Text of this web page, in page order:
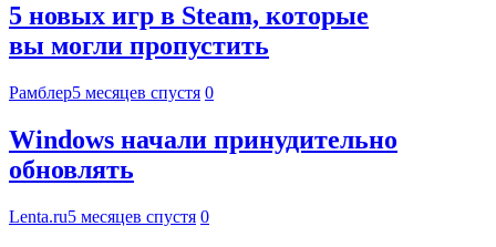
5 новых игр в Steam, которые
вы могли пропустить
Рамблер5 месяцев спустя 0
Windows начали принудительно
обновлять
Lenta.ru5 месяцев спустя 0